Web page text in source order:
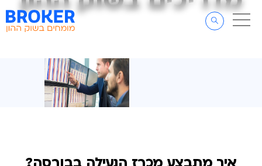
דלג לסרגל הניווט
דלג לתוכן